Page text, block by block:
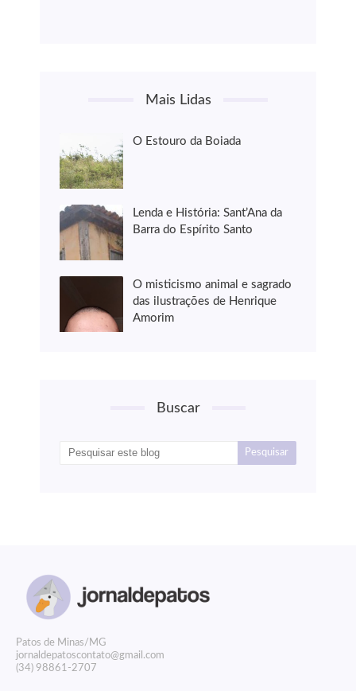
Mais Lidas
O Estouro da Boiada
Lenda e História: Sant’Ana da
Barra do Espírito Santo
O misticismo animal e sagrado
das ilustrações de Henrique
Amorim
Buscar
Patos de Minas/MG
jornaldepatoscontato@gmail.com
(34) 98861-2707